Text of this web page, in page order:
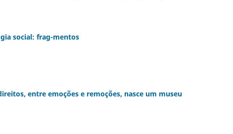
social: frag-mentos
entre emoções e remoções, nasce um museu